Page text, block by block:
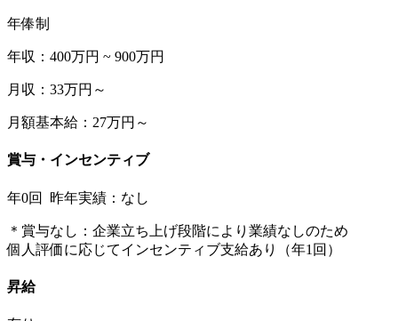
年俸制
年収：400万円 ~ 900万円
月収：33万円～
月額基本給：27万円～
賞与・インセンティブ
年0回 昨年実績：なし
＊賞与なし：企業立ち上げ段階により業績なしのため
個人評価に応じてインセンティブ支給あり（年1回）
昇給